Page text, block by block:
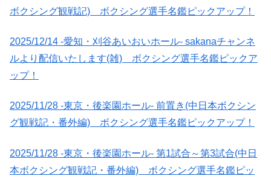
ボクシング観戦記) ボクシング選手名鑑ピックアップ！
2025/12/14 -愛知・刈谷あいおいホール- sakanaチャンネ
ルより配信いたします(雑) ボクシング選手名鑑ピックア
ップ！
2025/11/28 -東京・後楽園ホール- 前置き(中日本ボクシン
グ観戦記・番外編) ボクシング選手名鑑ピックアップ！
2025/11/28 -東京・後楽園ホール- 第1試合～第3試合(中日
本ボクシング観戦記・番外編) ボクシング選手名鑑ピッ